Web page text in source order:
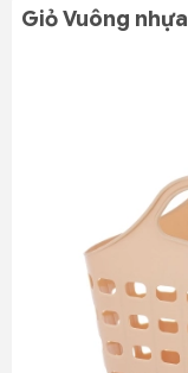
Giỏ Vuông